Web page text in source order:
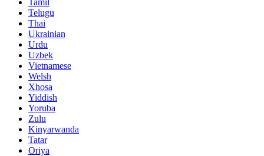
Tamil
Telugu
Thai
Ukrainian
Urdu
Uzbek
Vietnamese
Welsh
Xhosa
Yiddish
Yoruba
Zulu
Kinyarwanda
Tatar
Oriya